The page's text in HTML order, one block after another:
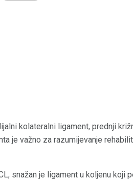
kolateralni ligament, prednji
je važno za razumijevanje
snažan je ligament u koljenu koji